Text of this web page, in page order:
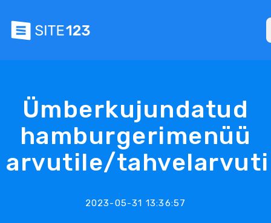
Ümberkujundatud
hamburgerimenüü
arvutile/
2023-05-31 13:36:57